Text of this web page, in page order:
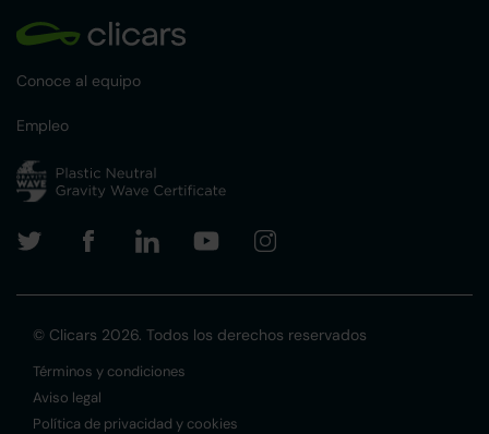
Conoce al equipo
Empleo
© Clicars 2026. Todos los derechos reservados
Términos y condiciones
Aviso legal
Política de privacidad y cookies